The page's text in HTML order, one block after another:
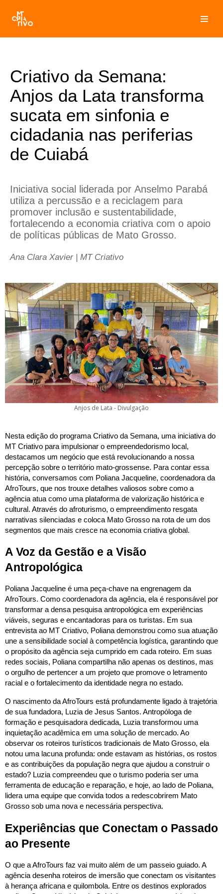
Pular
para
Criativo da Semana:
Anjos da Lata transforma
sucata em sinfonia e
cidadania nas periferias
de Cuiabá
Iniciativa social liderada por Anselmo Parabá
utiliza a percussão e a reciclagem para
promover inclusão e sustentabilidade,
fortalecendo a economia criativa com o apoio
de políticas públicas de Mato Grosso.
Ana Clara Xavier | MT Criativo
Anjos de Lata - Divulgação
Nesta edição do programa Criativo da Semana, uma iniciativa do
MT Criativo para impulsionar o empreendedorismo local,
destacamos um negócio que está revolucionando a nossa
percepção sobre o território mato-grossense. Para contar essa
história, conversamos com Poliana Jacqueline, coordenadora da
AfroTours, que nos trouxe detalhes valiosos sobre como a
agência atua como uma plataforma de valorização histórica e
cultural. Através do afroturismo, o empreendimento resgata
narrativas silenciadas e coloca Mato Grosso na rota de um dos
segmentos que mais cresce na economia criativa global.
A Voz da Gestão e a Visão
Antropológica
Poliana Jacqueline é uma peça-chave na engrenagem da
AfroTours. Como coordenadora da agência, ela é responsável por
transformar a densa pesquisa antropológica em experiências
viáveis, seguras e encantadoras para os turistas. Em sua
entrevista ao MT Criativo, Poliana demonstrou como sua atuação
une a sensibilidade social à competência logística, garantindo que
o propósito da agência seja cumprido em cada roteiro. Em suas
redes sociais, Poliana compartilha não apenas os destinos, mas
o orgulho de pertencer a um projeto que promove o letramento
racial e o fortalecimento da identidade negra no estado.
O nascimento da AfroTours está profundamente ligado à trajetória
de sua fundadora, Luzia de Jesus Santos. Antropóloga de
formação e pesquisadora dedicada, Luzia transformou uma
inquietação acadêmica em uma solução de mercado. Ao
observar os roteiros turísticos tradicionais de Mato Grosso, ela
notou uma lacuna profunda: onde estavam as histórias, os rostos
e as contribuições da população negra que ajudou a construir o
estado? Luzia compreendeu que o turismo poderia ser uma
ferramenta de educação e reparação, e hoje, ao lado de Poliana,
lidera uma equipe que convida todos a redescobrirem Mato
Grosso sob uma nova e necessária perspectiva.
Experiências que Conectam o Passado
ao Presente
O que a AfroTours faz vai muito além de um passeio guiado. A
agência desenha roteiros de imersão que conectam os visitantes
à herança africana e quilombola. Entre os destinos explorados